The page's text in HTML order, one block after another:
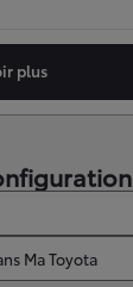
plus
Ma Toyota